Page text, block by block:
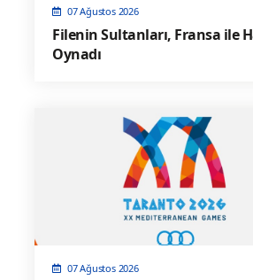
07 Ağustos 2026
Filenin Sultanları, Fransa ile
Oynadı
07 Ağustos 2026